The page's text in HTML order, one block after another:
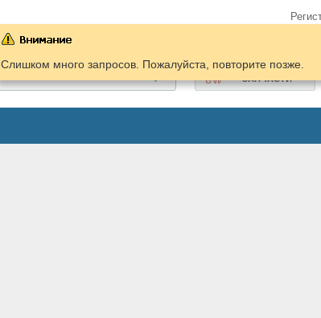
ПОДОБРАТЬ
ЗАПЧАСТИ
Слишком много запросов. Пожалуйста, повторите позже.